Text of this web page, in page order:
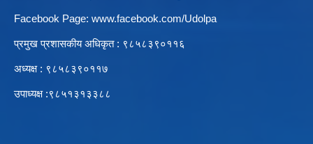
Facebook Page: www.facebook.com/Udolpa
प्रमुख प्रशासकीय अधिकृत : ९८५८३९०११६‍
अध्यक्ष : ९८५८३९०११७
उपाध्यक्ष :९८५१३१३३८८